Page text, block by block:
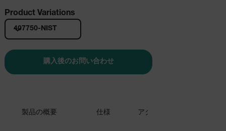
Product Variations
407750-NIST
購入後のお問い合わせ
製品の概要 仕様 アクセサリー